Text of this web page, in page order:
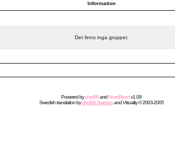
Information
Det finns inga grupper.
Powered byphpBBand NoseBleedv1.09
Swedishtranslation byphpBB SwedenandVirtuality© 2003-2005